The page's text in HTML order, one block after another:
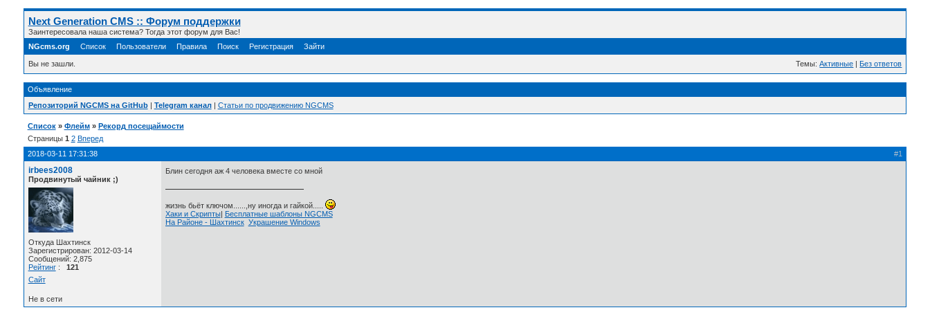
Next Generation CMS :: Форум поддержки
Заинтересовала наша система? Тогда этот форум для Вас!
NGcms.org
Список Пользователи Правила Поиск Регистрация Зайти
Вы не зашли. Темы:Активные | Без ответов
Объявление
Репозиторий NGCMS на GitHub| Telegram канал| Статьи по продвижению NGCMS
Список » Флейм » Рекорд посещаймости
Страницы 1 2 Вперед
#1
2018-03-11 17:31:38
irbees2008
Продвинутый чайник ;)
Откуда Шахтинск
Зарегистрирован: 2012-03-14
Сообщений: 2,875
Рейтинг: 121
Сайт
Блин сегодня аж 4 человека вместе со мной
жизнь бьёт ключом......,ну иногда и гайкой.....
Хаки и Скрипты| Бесплатные шаблоны NGCMS
На Районе - Шахтинск Украшение Windows
Не в сети